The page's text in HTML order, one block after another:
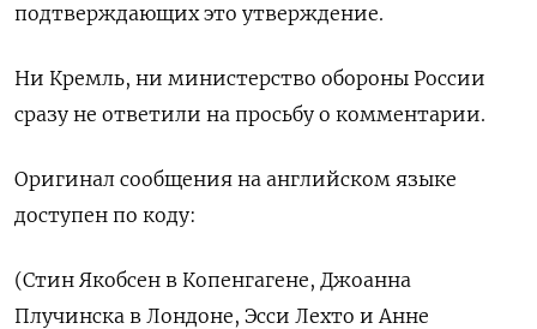
подтверждающих это утверждение.
Ни Кремль, ни министерство обороны России
сразу не ответили на просьбу о комментарии.
Оригинал сообщения на английском языке
доступен по коду:
(Стин Якобсен в Копенгагене, Джоанна
Плучинска в Лондоне, Эсси Лехто и Анне